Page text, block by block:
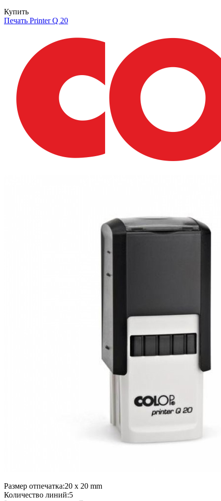
Купить
Печать Printer Q 20
Размер отпечатка:20 x 20 mm
Количество линий:5